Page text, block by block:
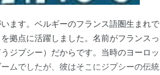
ます。ベルギーのフランス語圏生まれで
拠点に活躍しました。名前がフランスっ
ジプシー）だからです。当時のヨーロッ
ムでしたが、彼はそこにジプシーの伝統